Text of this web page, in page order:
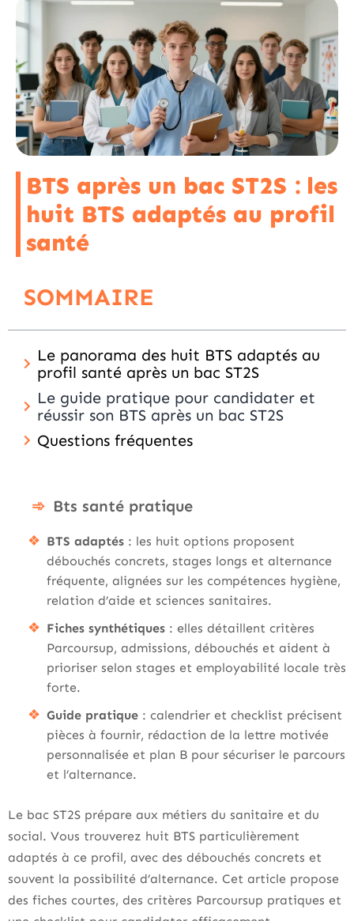
BTS après un bac ST2S : les
huit BTS adaptés au profil
santé
SOMMAIRE
Le panorama des huit BTS adaptés au
profil santé après un bac ST2S
Le guide pratique pour candidater et
réussir son BTS après un bac ST2S
Questions fréquentes
Bts santé pratique
BTS adaptés : les huit options proposent
débouchés concrets, stages longs et alternance
fréquente, alignées sur les compétences hygiène,
relation d’aide et sciences sanitaires.
Fiches synthétiques : elles détaillent critères
Parcoursup, admissions, débouchés et aident à
prioriser selon stages et employabilité locale très
forte.
Guide pratique : calendrier et checklist précisent
pièces à fournir, rédaction de la lettre motivée
personnalisée et plan B pour sécuriser le parcours
et l’alternance.
Le bac ST2S prépare aux métiers du sanitaire et du
social. Vous trouverez huit BTS particulièrement
adaptés à ce profil, avec des débouchés concrets et
souvent la possibilité d’alternance. Cet article propose
des fiches courtes, des critères Parcoursup pratiques et